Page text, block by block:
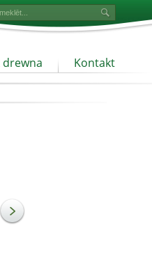
drewna Kontakt